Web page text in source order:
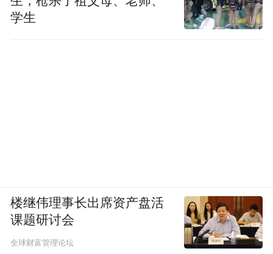
学生
楼继伟理事长出席资产盘活
课题研讨会
全球财富管理论坛